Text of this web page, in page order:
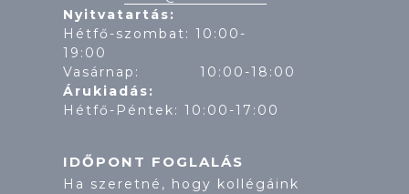
Nyitvatartás:
Hétfő-szombat: 10:00-
Vasárnap: 10:00-18:00
Árukiadás:
Hétfő-Péntek: 10:00-17:00
IDŐPONT FOGLALÁS
Ha szeretné, hogy kollégáink